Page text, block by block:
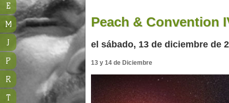
Peach & Convention
el sábado, 13 de diciembre de
13 y 14 de Diciembre
E
M
J
P
R
T